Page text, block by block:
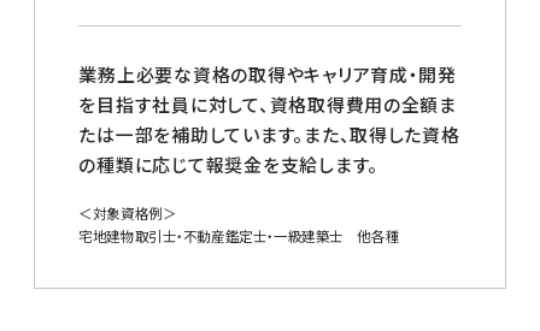
業務上必要な資格の取得やキャリア育成・開発
を目指す社員に対して、資格取得費用の全額ま
たは一部を補助しています。また、取得した資格
の種類に応じて報奨金を支給します。
＜対象資格例＞
宅地建物取引士・不動産鑑定士・一級建築士 他各種